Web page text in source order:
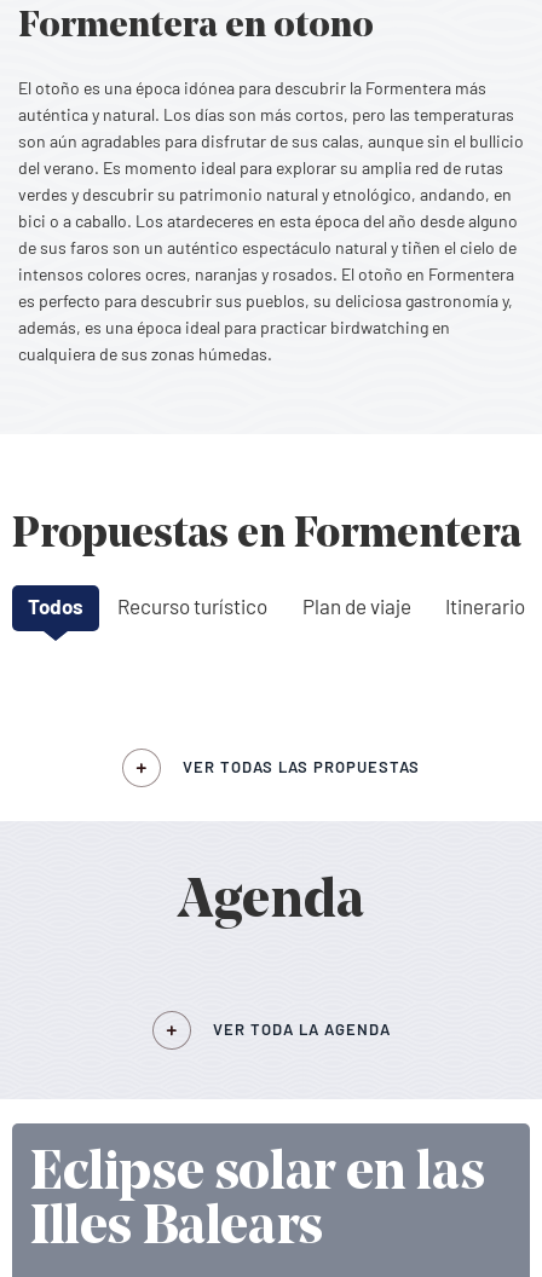
Formentera en otono
El otoño es una época idónea para descubrir la Formentera más
auténtica y natural. Los días son más cortos, pero las temperaturas
son aún agradables para disfrutar de sus calas, aunque sin el bullicio
del verano. Es momento ideal para explorar su amplia red de rutas
verdes y descubrir su patrimonio natural y etnológico, andando, en
bici o a caballo. Los atardeceres en esta época del año desde alguno
de sus faros son un auténtico espectáculo natural y tiñen el cielo de
intensos colores ocres, naranjas y rosados. El otoño en Formentera
es perfecto para descubrir sus pueblos, su deliciosa gastronomía y,
además, es una época ideal para practicar birdwatching en
cualquiera de sus zonas húmedas.
Propuestas en Formentera
Todos Recurso turístico Plan de viaje Itinerario
VER TODAS LAS PROPUESTAS
Agenda
VER TODA LA AGENDA
Eclipse solar en las
Illes Balears